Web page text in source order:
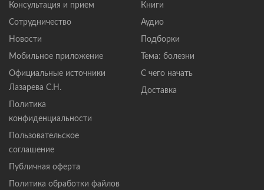
Консультация и прием
Сотрудничество
Новости
Мобильное приложение
Официальные источники
Лазарева С.Н.
Политика
конфиденциальности
Пользовательское
соглашение
Публичная оферта
Политика обработки файлов
Книги
Аудио
Подборки
Тема: болезни
С чего начать
Доставка